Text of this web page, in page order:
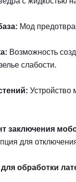
Мод
Возможность
слабости.
Устройство
заключения
для
обработки